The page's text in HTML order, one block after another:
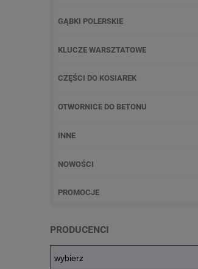
GĄBKI POLERSKIE
KLUCZE WARSZTATOWE
CZĘŚCI DO KOSIAREK
OTWORNICE DO BETONU
INNE
NOWOŚCI
PROMOCJE
PRODUCENCI